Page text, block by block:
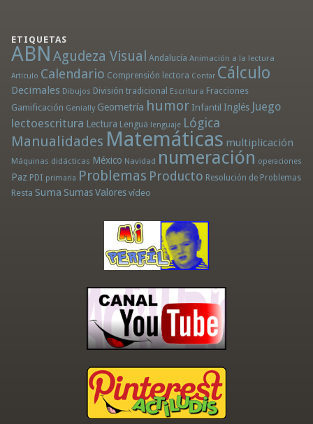
ETIQUETAS
ABN Agudeza Visual Andalucía Animación a la lectura
Artículo Calendario Comprensión lectora Contar Cálculo
Decimales Dibujos División tradicional Escritura Fracciones
Gamificación Genially Geometría humor Infantil Inglés Juego
lectoescritura Lectura Lengua lenguaje Lógica
Manualidades Matemáticas multiplicación
Máquinas didácticas México Navidad numeración operaciones
Paz PDI primaria Problemas Producto Resolución de Problemas
Resta Suma Sumas Valores vídeo